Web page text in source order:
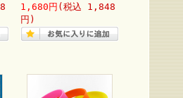
1,680円 (税込 1,848
円)